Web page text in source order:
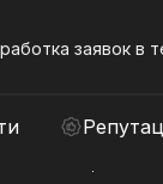
заявок в